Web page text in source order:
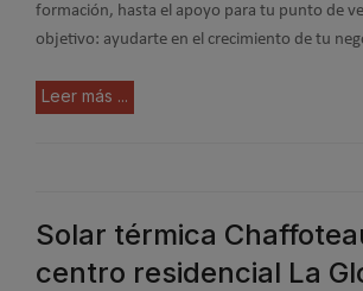
formación, hasta el apoyo para tu punto de
objetivo: ayudarte en el crecimiento de tu
Leer más ...
Solar térmica
centro residencial La